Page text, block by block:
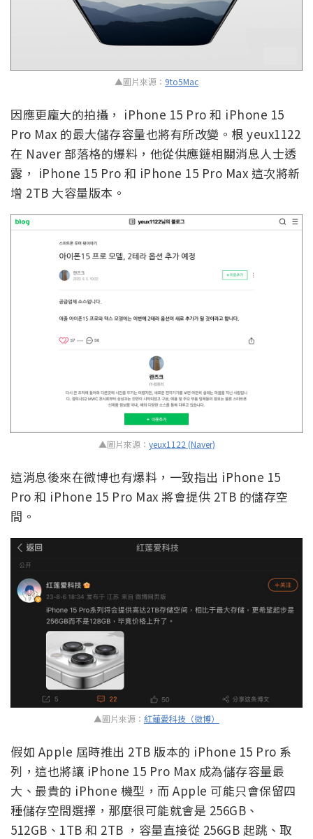
▲圖片來源： 9to5Mac
因應更龐大的拍攝， iPhone 15 Pro 和 iPhone 15
Pro Max 的最大儲存容量也將有所改變。根 yeux1122
在 Naver 部落格的爆料，他從供應鏈相關消息人士透
露， iPhone 15 Pro 和 iPhone 15 Pro Max 這次將新
增 2TB 大容量版本。
▲圖片來源： yeux1122 (Naver)
這消息後來在微博也有爆料，一致指出 iPhone 15
Pro 和 iPhone 15 Pro Max 將會提供 2TB 的儲存空
間。
▲圖片來源： 紅蓮愛科技（微博）
假如 Apple 屆時推出 2TB 版本的 iPhone 15 Pro 系
列，這也將讓 iPhone 15 Pro Max 成為儲存容量最
大、最貴的 iPhone 機型，而 Apple 可能只會保留四
種儲存空間選擇，那麼很可能就會是 256GB、
512GB、1TB 和 2TB ，容量直接從 256GB 起跳、取